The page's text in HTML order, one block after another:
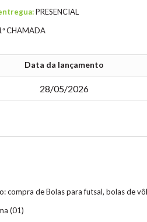
PRESENCIAL
CHAMADA
Data da lançamento
28/05/2026
compra de Bolas para futsal, bolas de
(01)